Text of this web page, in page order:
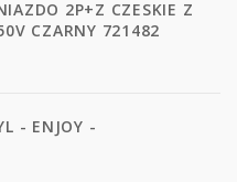
2P+Z CZESKIE Z
CZARNY 721482
- ENJOY -